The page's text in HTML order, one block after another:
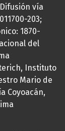
vía
203;
1870-
del
Instituto
Mario de
Coyoacán,